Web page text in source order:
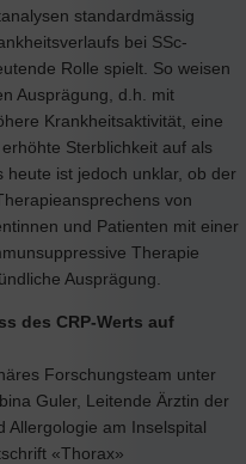
standardmässig
bei SSc-
Rolle spielt. So weisen
Ausprägung, d.h. mit
Krankheitsaktivität, eine
Sterblichkeit auf als
heute ist jedoch unklar, ob der
von
und Patienten mit einer
Therapie
Ausprägung.
des CRP-Werts auf
Forschungsteam unter
Guler, Leitende Ärztin der
Allergologie am Inselspital
«Thorax»